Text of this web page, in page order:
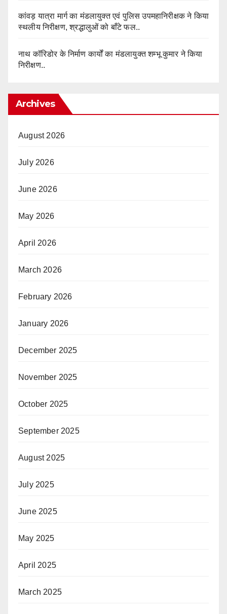
कांवड़ यात्रा मार्ग का मंडलायुक्त एवं पुलिस उपमहानिरीक्षक ने किया
स्थलीय निरीक्षण, श्रद्धालुओं को बाँटे फल..
नाथ कॉरिडोर के निर्माण कार्यों का मंडलायुक्त शम्भू कुमार ने किया
निरीक्षण..
Archives
August 2026
July 2026
June 2026
May 2026
April 2026
March 2026
February 2026
January 2026
December 2025
November 2025
October 2025
September 2025
August 2025
July 2025
June 2025
May 2025
April 2025
March 2025